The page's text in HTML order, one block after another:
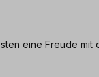
eine Freude mit